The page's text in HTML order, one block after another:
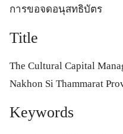
การขอจดอนุสทธิบัตร
Title
The Cultural Capital
Nakhon Si Thammarat
Keywords